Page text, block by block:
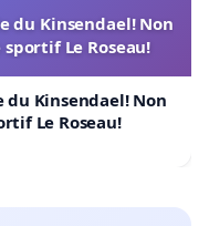
du Kinsendael! Non
Le Roseau!
Kinsendael! Non
Le Roseau!